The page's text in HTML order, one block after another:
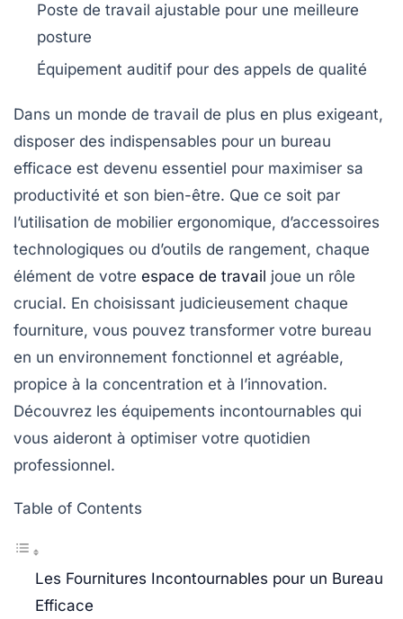
Poste de travail ajustable pour une meilleure
posture
Équipement auditif pour des appels de qualité
Dans un monde de travail de plus en plus exigeant,
disposer des indispensables pour un bureau
efficace est devenu essentiel pour maximiser sa
productivité et son bien-être. Que ce soit par
l’utilisation de mobilier ergonomique, d’accessoires
technologiques ou d’outils de rangement, chaque
élément de votre espace de travail joue un rôle
crucial. En choisissant judicieusement chaque
fourniture, vous pouvez transformer votre bureau
en un environnement fonctionnel et agréable,
propice à la concentration et à l’innovation.
Découvrez les équipements incontournables qui
vous aideront à optimiser votre quotidien
professionnel.
Table of Contents
Les Fournitures Incontournables pour un Bureau
Efficace